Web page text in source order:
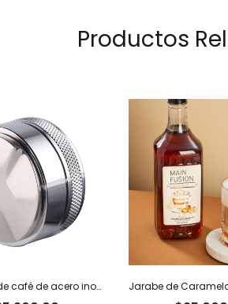
Productos
Distribuidor de café de acero inoxidable